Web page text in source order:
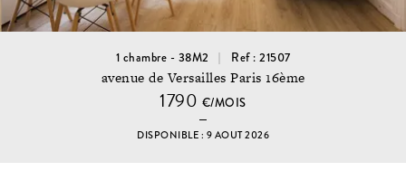
1 chambre - 38M2 Ref : 21507
avenue de Versailles Paris 16ème
1790 €/MOIS
DISPONIBLE : 9 AOUT 2026